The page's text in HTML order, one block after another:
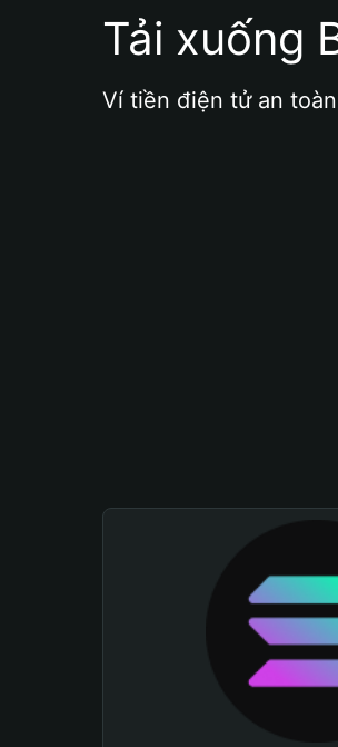
Tải xuống
Ví tiền điện tử an